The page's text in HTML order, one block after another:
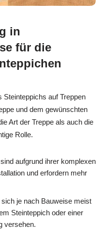
in
für die
Steinteppichs auf Treppen
und dem gewünschten
Art der Treppe als auch die
Rolle.
aufgrund ihrer komplexen
und erfordern mehr
je nach Bauweise meist
Steinteppich oder einer
versehen.